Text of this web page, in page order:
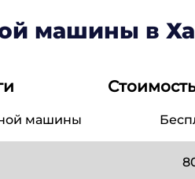
машины в
машины